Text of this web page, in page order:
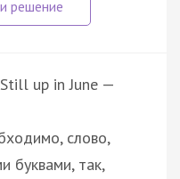
up in June —
слово,
буквами, так,